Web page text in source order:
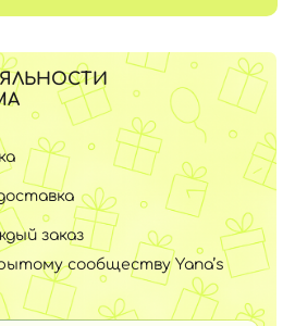
заказ
сообществу Yana’s